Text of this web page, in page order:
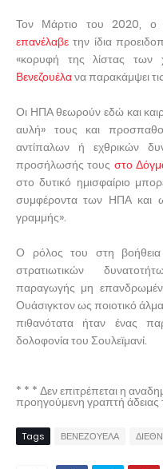
Τον Μάρτιο του 2020, ο
επανέλαβε την ίδια
«κορυφή της λίστας
Βενεζουέλανα παρακάμψει
Οι ΗΠΑ θεωρούν εδώ και
αυλή» τους και
αντίπαλων ή εχθρικών
προσήλωσής τους στο
στο δυτικό ημισφαίριο
συμφέροντα των ΗΠΑ και
γραμμής».
Ο ρόλος του στη βοήθεια
στρατιωτικών
παραγωγής μη
Ουάσιγκτον ως ποιοτικό άλμα
πιθανότατα ήταν ένας
δολοφονία του Σουλεϊμανί.
* * * Δεν επιτρέπεται η
προηγούμενη γραπτή άδειας
Tags ΒΕΝΕΖΟΥΕΛΑ